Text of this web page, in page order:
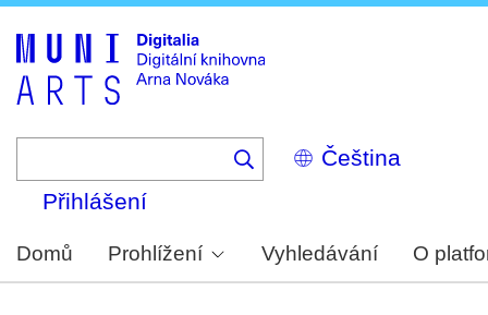
Select
your
Přihlášení
Domů Prohlížení Vyhledávání O